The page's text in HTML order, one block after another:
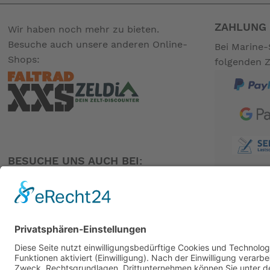
Wir haben noch mehr zu bieten.
Besuche auch unsere anderen Online-
Shops:
BESUCHE UNS AUCH BEI:
ZAHLUNG
Bei
folgenden